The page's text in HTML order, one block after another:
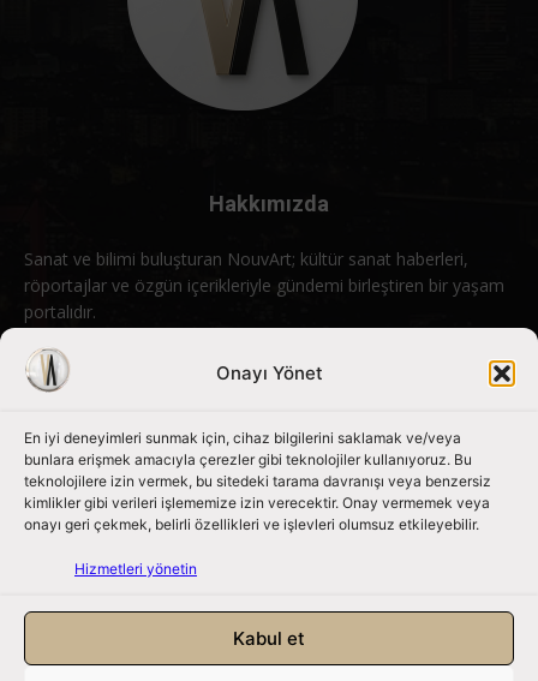
Onayı Yönet
En iyi deneyimleri sunmak için, cihaz bilgilerini saklamak ve/veya
bunlara erişmek amacıyla çerezler gibi teknolojiler kullanıyoruz. Bu
teknolojilere izin vermek, bu sitedeki tarama davranışı veya benzersiz
kimlikler gibi verileri işlememize izin verecektir. Onay vermemek veya
onayı geri çekmek, belirli özellikleri ve işlevleri olumsuz etkileyebilir.
Hizmetleri yönetin
Kabul et
Hakkımızda
Sanat ve bilimi buluşturan NouvArt; kültür sanat haberleri,
röportajlar ve özgün içerikleriyle gündemi birleştiren bir yaşam
portalıdır.
Bizimle iletişime geçin: info@nouvart.net
Bizi Takip Edin